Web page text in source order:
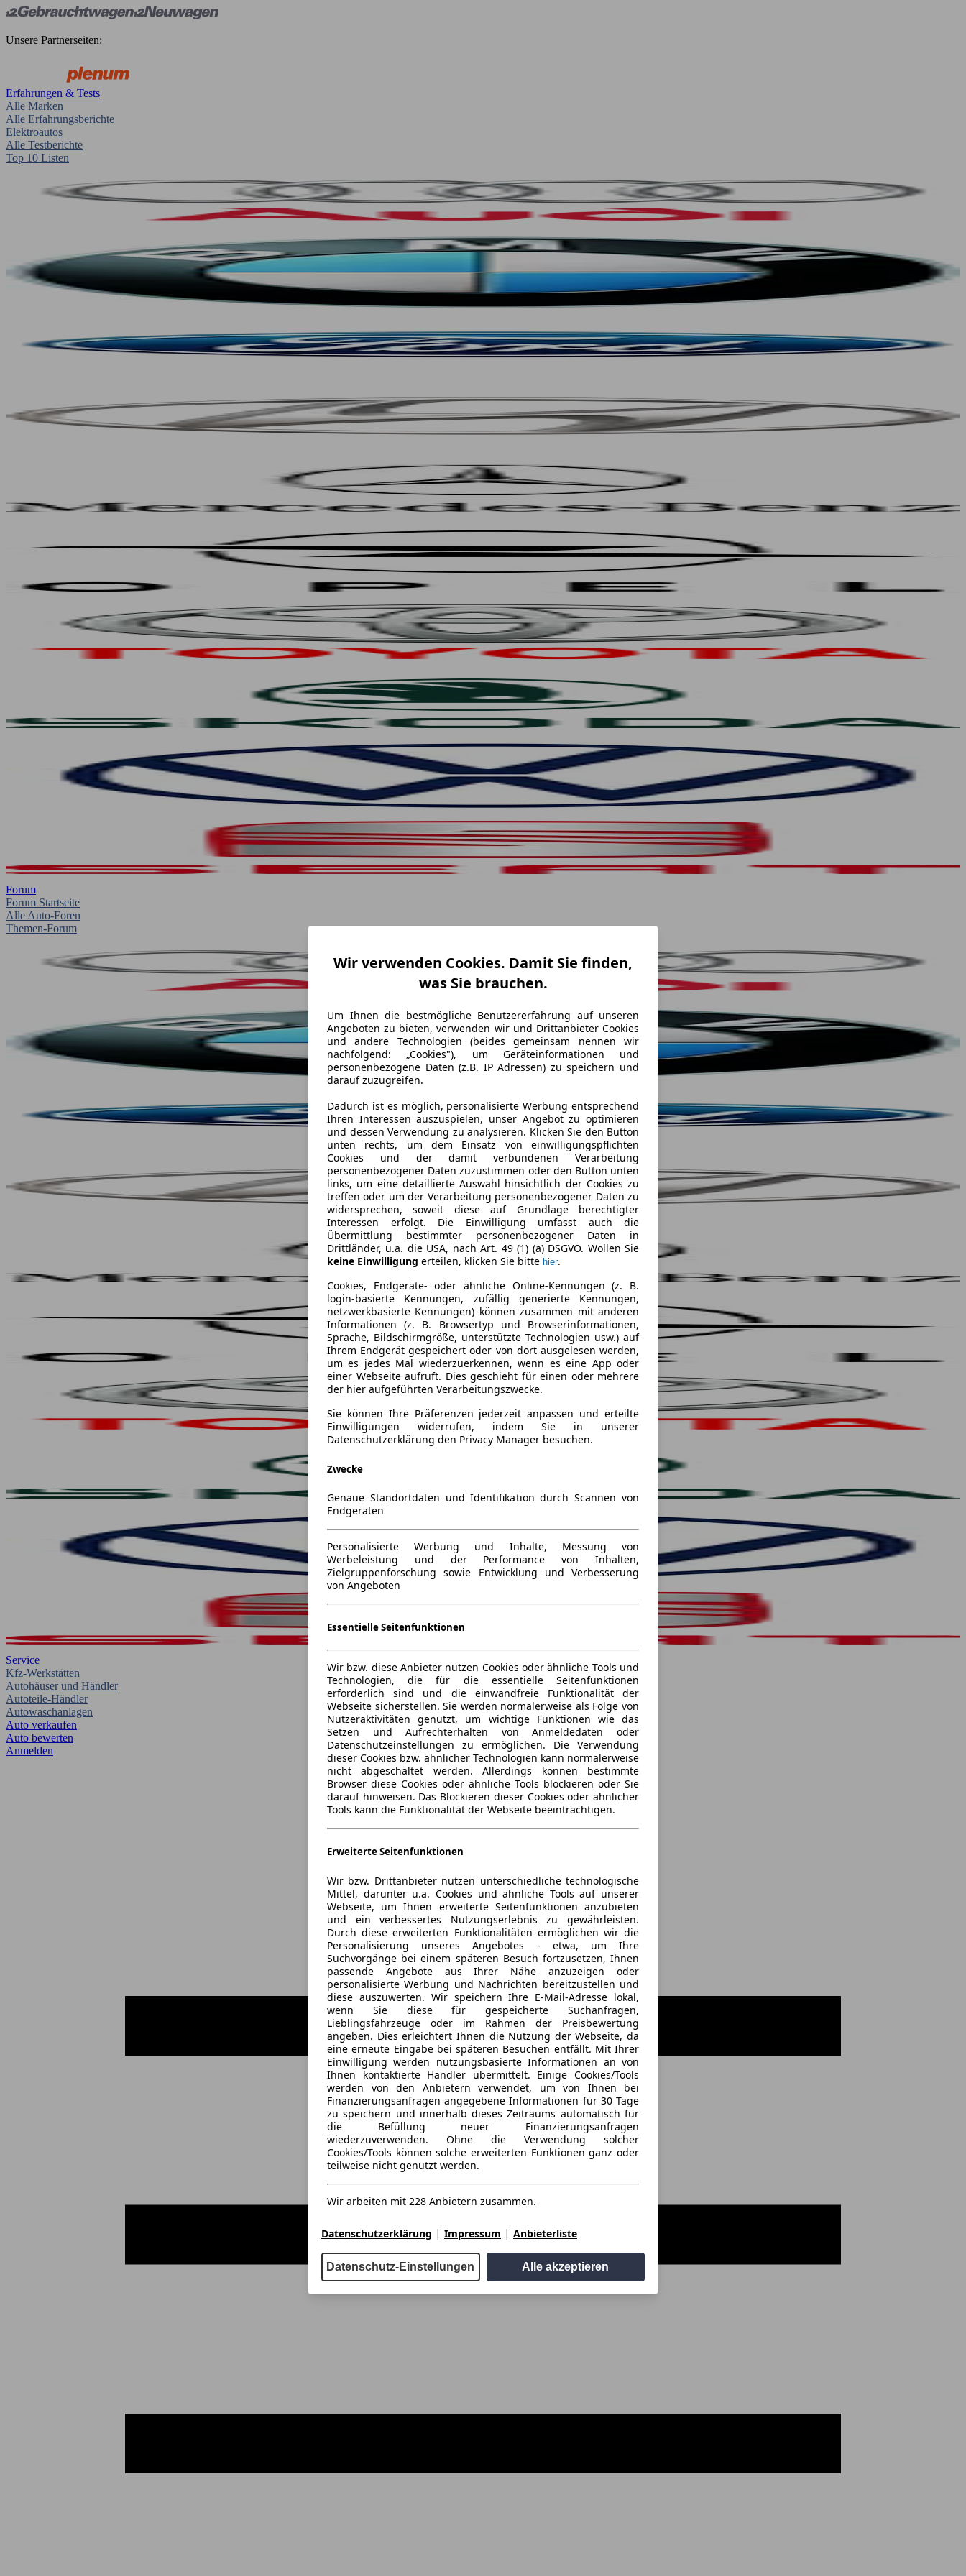
Unsere Partnerseiten:
Erfahrungen & Tests
Alle Marken
Alle Erfahrungsberichte
Elektroautos
Alle Testberichte
Top 10 Listen
Forum
Forum Startseite
Alle Auto-Foren
Themen-Forum
Service
Kfz-Werkstätten
Autohäuser und Händler
Autoteile-Händler
Autowaschanlagen
Auto verkaufen
Auto bewerten
Anmelden
Wir verwenden Cookies. Damit Sie finden,
was Sie brauchen.
Um Ihnen die bestmögliche Benutzererfahrung auf unseren
Angeboten zu bieten, verwenden wir und Drittanbieter Cookies
und andere Technologien (beides gemeinsam nennen wir
nachfolgend: „Cookies"), um Geräteinformationen und
personenbezogene Daten (z.B. IP Adressen) zu speichern und
darauf zuzugreifen.
Dadurch ist es möglich, personalisierte Werbung entsprechend
Ihren Interessen auszuspielen, unser Angebot zu optimieren
und dessen Verwendung zu analysieren. Klicken Sie den Button
unten rechts, um dem Einsatz von einwilligungspflichten
Cookies und der damit verbundenen Verarbeitung
personenbezogener Daten zuzustimmen oder den Button unten
links, um eine detaillierte Auswahl hinsichtlich der Cookies zu
treffen oder um der Verarbeitung personenbezogener Daten zu
widersprechen, soweit diese auf Grundlage berechtigter
Interessen erfolgt. Die Einwilligung umfasst auch die
Übermittlung bestimmter personenbezogener Daten in
Drittländer, u.a. die USA, nach Art. 49 (1) (a) DSGVO. Wollen Sie
keine Einwilligung erteilen, klicken Sie bitte hier.
Cookies, Endgeräte- oder ähnliche Online-Kennungen (z. B.
login-basierte Kennungen, zufällig generierte Kennungen,
netzwerkbasierte Kennungen) können zusammen mit anderen
Informationen (z. B. Browsertyp und Browserinformationen,
Sprache, Bildschirmgröße, unterstützte Technologien usw.) auf
Ihrem Endgerät gespeichert oder von dort ausgelesen werden,
um es jedes Mal wiederzuerkennen, wenn es eine App oder
einer Webseite aufruft. Dies geschieht für einen oder mehrere
der hier aufgeführten Verarbeitungszwecke.
Sie können Ihre Präferenzen jederzeit anpassen und erteilte
Einwilligungen widerrufen, indem Sie in unserer
Datenschutzerklärung den Privacy Manager besuchen.
Zwecke
Genaue Standortdaten und Identifikation durch Scannen von
Endgeräten
Personalisierte Werbung und Inhalte, Messung von
Werbeleistung und der Performance von Inhalten,
Zielgruppenforschung sowie Entwicklung und Verbesserung
von Angeboten
Essentielle Seitenfunktionen
Wir bzw. diese Anbieter nutzen Cookies oder ähnliche Tools und
Technologien, die für die essentielle Seitenfunktionen
erforderlich sind und die einwandfreie Funktionalität der
Webseite sicherstellen. Sie werden normalerweise als Folge von
Nutzeraktivitäten genutzt, um wichtige Funktionen wie das
Setzen und Aufrechterhalten von Anmeldedaten oder
Datenschutzeinstellungen zu ermöglichen. Die Verwendung
dieser Cookies bzw. ähnlicher Technologien kann normalerweise
nicht abgeschaltet werden. Allerdings können bestimmte
Browser diese Cookies oder ähnliche Tools blockieren oder Sie
darauf hinweisen. Das Blockieren dieser Cookies oder ähnlicher
Tools kann die Funktionalität der Webseite beeinträchtigen.
Erweiterte Seitenfunktionen
Wir bzw. Drittanbieter nutzen unterschiedliche technologische
Mittel, darunter u.a. Cookies und ähnliche Tools auf unserer
Webseite, um Ihnen erweiterte Seitenfunktionen anzubieten
und ein verbessertes Nutzungserlebnis zu gewährleisten.
Durch diese erweiterten Funktionalitäten ermöglichen wir die
Personalisierung unseres Angebotes - etwa, um Ihre
Suchvorgänge bei einem späteren Besuch fortzusetzen, Ihnen
passende Angebote aus Ihrer Nähe anzuzeigen oder
personalisierte Werbung und Nachrichten bereitzustellen und
diese auszuwerten. Wir speichern Ihre E-Mail-Adresse lokal,
wenn Sie diese für gespeicherte Suchanfragen,
Lieblingsfahrzeuge oder im Rahmen der Preisbewertung
angeben. Dies erleichtert Ihnen die Nutzung der Webseite, da
eine erneute Eingabe bei späteren Besuchen entfällt. Mit Ihrer
Einwilligung werden nutzungsbasierte Informationen an von
Ihnen kontaktierte Händler übermittelt. Einige Cookies/Tools
werden von den Anbietern verwendet, um von Ihnen bei
Finanzierungsanfragen angegebene Informationen für 30 Tage
zu speichern und innerhalb dieses Zeitraums automatisch für
die Befüllung neuer Finanzierungsanfragen
wiederzuverwenden. Ohne die Verwendung solcher
Cookies/Tools können solche erweiterten Funktionen ganz oder
teilweise nicht genutzt werden.
Wir arbeiten mit 228 Anbietern zusammen.
Datenschutzerklärung | Impressum | Anbieterliste
Datenschutz-Einstellungen Alle akzeptieren